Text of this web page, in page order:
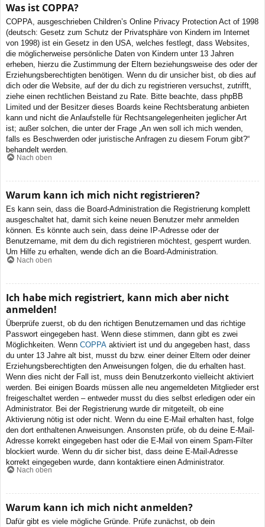
Was ist COPPA?
COPPA, ausgeschrieben Children’s Online Privacy Protection Act of 1998
(deutsch: Gesetz zum Schutz der Privatsphäre von Kindern im Internet
von 1998) ist ein Gesetz in den USA, welches festlegt, dass Websites,
die möglicherweise persönliche Daten von Kindern unter 13 Jahren
erheben, hierzu die Zustimmung der Eltern beziehungsweise des oder der
Erziehungsberechtigten benötigen. Wenn du dir unsicher bist, ob dies auf
dich oder die Website, auf der du dich zu registrieren versuchst, zutrifft,
ziehe einen rechtlichen Beistand zu Rate. Bitte beachte, dass phpBB
Limited und der Besitzer dieses Boards keine Rechtsberatung anbieten
kann und nicht die Anlaufstelle für Rechtsangelegenheiten jeglicher Art
ist; außer solchen, die unter der Frage „An wen soll ich mich wenden,
falls es Beschwerden oder juristische Anfragen zu diesem Forum gibt?“
behandelt werden.
Nach oben
Warum kann ich mich nicht registrieren?
Es kann sein, dass die Board-Administration die Registrierung komplett
ausgeschaltet hat, damit sich keine neuen Benutzer mehr anmelden
können. Es könnte auch sein, dass deine IP-Adresse oder der
Benutzername, mit dem du dich registrieren möchtest, gesperrt wurden.
Um Hilfe zu erhalten, wende dich an die Board-Administration.
Nach oben
Ich habe mich registriert, kann mich aber nicht
anmelden!
Überprüfe zuerst, ob du den richtigen Benutzernamen und das richtige
Passwort eingegeben hast. Wenn diese stimmen, dann gibt es zwei
Möglichkeiten. Wenn COPPA aktiviert ist und du angegeben hast, dass
du unter 13 Jahre alt bist, musst du bzw. einer deiner Eltern oder deiner
Erziehungsberechtigten den Anweisungen folgen, die du erhalten hast.
Wenn dies nicht der Fall ist, muss dein Benutzerkonto vielleicht aktiviert
werden. Bei einigen Boards müssen alle neu angemeldeten Mitglieder erst
freigeschaltet werden – entweder musst du dies selbst erledigen oder ein
Administrator. Bei der Registrierung wurde dir mitgeteilt, ob eine
Aktivierung nötig ist oder nicht. Wenn du eine E-Mail erhalten hast, folge
den dort enthaltenen Anweisungen. Ansonsten prüfe, ob du deine E-Mail-
Adresse korrekt eingegeben hast oder die E-Mail von einem Spam-Filter
blockiert wurde. Wenn du dir sicher bist, dass deine E-Mail-Adresse
korrekt eingegeben wurde, dann kontaktiere einen Administrator.
Nach oben
Warum kann ich mich nicht anmelden?
Dafür gibt es viele mögliche Gründe. Prüfe zunächst, ob dein